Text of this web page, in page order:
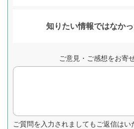
知りたい情報ではなか
ご意見・ご感想をお寄
ご質問を入力されましてもご返信はい